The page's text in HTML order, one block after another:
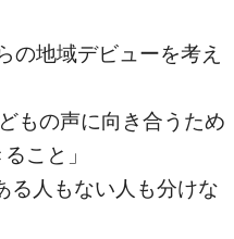
の地域デビューを考え
どもの声に向き合うため
こと」
る人もない人も分けな